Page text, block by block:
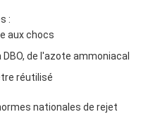
:
aux chocs
de l'azote ammoniacal
réutilisé
nationales de rejet